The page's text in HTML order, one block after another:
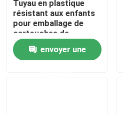
Contactez-nous
Nouvelles
Tuyau en plastique
résistant aux enfants
pour emballage de
cartouches de
vapotage de 0,5 ml à 1
ml
envoyer une